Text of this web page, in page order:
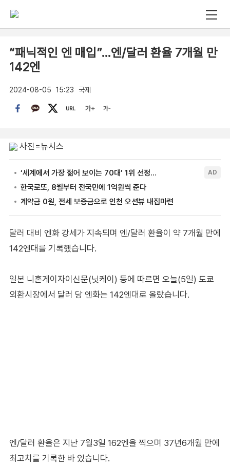
“패닉적인 엔 매입”…엔/달러 환율 7개월 만
142엔
2024-08-05 15:23 국제
사진=뉴시스
달러 대비 엔화 강세가 지속되며 엔/달러 환율이 약 7개월 만에
142엔대를 기록했습니다.
일본 니혼게이자이신문(닛케이) 등에 따르면 오늘(5일) 도쿄
외환시장에서 달러 당 엔화는 142엔대로 올랐습니다.
엔/달러 환율은 지난 7월3일 162엔을 찍으며 37년6개월 만에
최고치를 기록한 바 있습니다.